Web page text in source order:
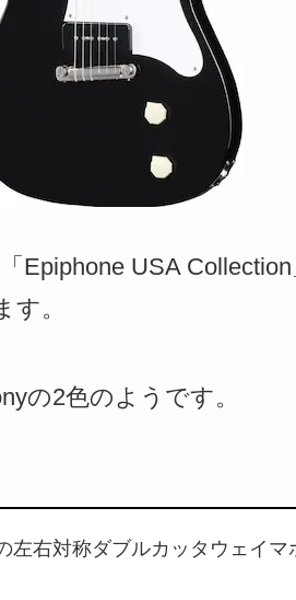
Epiphone USA
。
の2色のようです。
左右対称ダブルカッタウェイ